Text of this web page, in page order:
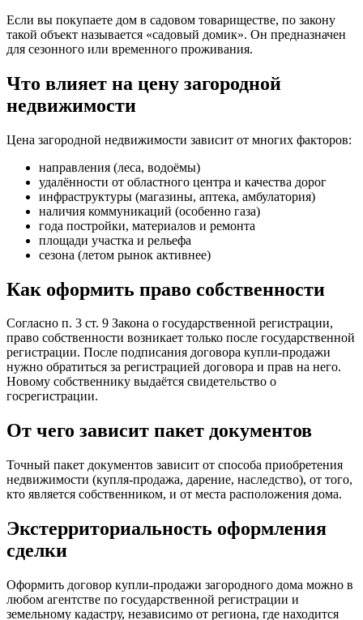
Если вы покупаете дом в садовом товариществе, по закону
такой объект называется «садовый домик». Он предназначен
для сезонного или временного проживания.
Что влияет на цену загородной
недвижимости
Цена загородной недвижимости зависит от многих факторов:
направления (леса, водоёмы)
удалённости от областного центра и качества дорог
инфраструктуры (магазины, аптека, амбулатория)
наличия коммуникаций (особенно газа)
года постройки, материалов и ремонта
площади участка и рельефа
сезона (летом рынок активнее)
Как оформить право собственности
Согласно п. 3 ст. 9 Закона о государственной регистрации,
право собственности возникает только после государственной
регистрации. После подписания договора купли-продажи
нужно обратиться за регистрацией договора и прав на него.
Новому собственнику выдаётся свидетельство о
госрегистрации.
От чего зависит пакет документов
Точный пакет документов зависит от способа приобретения
недвижимости (купля-продажа, дарение, наследство), от того,
кто является собственником, и от места расположения дома.
Экстерриториальность оформления
сделки
Оформить договор купли-продажи загородного дома можно в
любом агентстве по государственной регистрации и
земельному кадастру, независимо от региона, где находится